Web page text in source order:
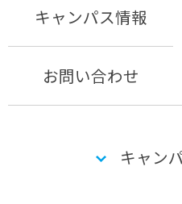
キャンパス情報
お問い合わせ
キャン